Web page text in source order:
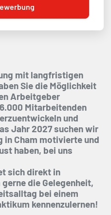
mit langfristigen
Sie die Möglichkeit
Arbeitgeber
Mitarbeitenden
und
Jahr 2027 suchen wir
in Cham motivierte und
haben, bei uns
sich direkt in
die Gelegenheit,
bei einem
kennenzulernen!